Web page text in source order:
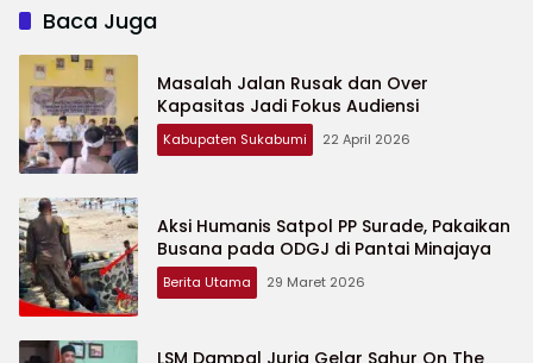
Baca Juga
Masalah Jalan Rusak dan Over
Kapasitas Jadi Fokus Audiensi
Kabupaten Sukabumi 22 April 2026
Aksi Humanis Satpol PP Surade, Pakaikan
Busana pada ODGJ di Pantai Minajaya
Berita Utama 29 Maret 2026
LSM Dampal Jurig Gelar Sahur On The